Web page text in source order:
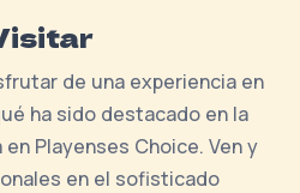
de una experiencia en
ha sido destacado en la
Playenses Choice. Ven y
en el sofisticado